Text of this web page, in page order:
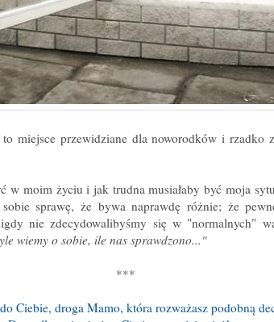
miejsce przewidziane dla noworodków i rzadko
w moim życiu i jak trudna musiałaby być moja
sprawę, że bywa naprawdę różnie; że
nie zdecydowalibyśmy się w "normalnych"
wiemy o sobie, ile nas sprawdzono..."
***
Ciebie, droga Mamo, która rozważasz podobną